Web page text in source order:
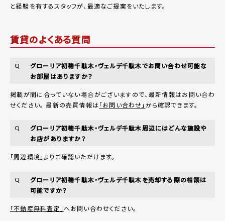
と経験を有するスタッフが、最適なご提案をいたします。
賃貸のよくある質問
Q
グローリア初穂千駄木・ヴェルデ千駄木でお問い合わせ可能な
お部屋はありますか？
掲載が間に合っていない場合がございますので、最新情報はお問い合わ
せください。 最新の売買情報は「お問い合わせ」 から確認できます。
Q
グローリア初穂千駄木・ヴェルデ千駄木周辺にはどんな施設や
お店がありますか？
「周辺環境」よりご確認いただけます。
Q
グローリア初穂千駄木・ヴェルデ千駄木を売却する際の相談は
可能ですか？
「不動産無料査定」へお問い合わせください。